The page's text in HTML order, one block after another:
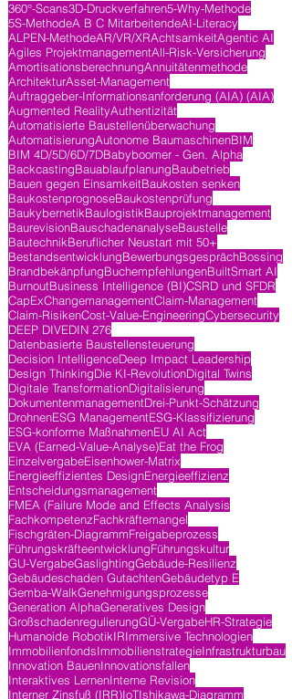
360°-Scans3D-Druckverfahren5-Why-Methode
5S-MethodeA B C MitarbeitendeAI-Literacy
ALPEN-MethodeAR/VR/XRAchtsamkeitAgentic AI
Agiles ProjektmanagementAll-Risk-Versicherung
AmortisationsberechnungAnnuitätenmethode
ArchitekturAsset-Management
Auftraggeber-Informationsanforderung (AIA) (AIA)
Augmented RealityAuthentizität
Automatisierte Baustellenüberwachung
AutomatisierungAutonome BaumaschinenBIM
BIM 4D/5D/6D/7DBabyboomer - Gen. Alpha
BackcastingBauablaufplanungBaubetrieb
Bauen gegen EinsamkeitBaukosten senken
BaukostenprognoseBaukostenprüfung
BaukybernetikBaulogistikBauprojektmanagement
BaurevisionBauschadenanalyseBaustelle
BautechnikBeruflicher Neustart mit 50+
BestandsentwicklungBewerbungsgesprächBossing
BrandbekänpfungBuchempfehlungenBuiltSmart AI
BurnoutBusiness Intelligence (BI)CSRD und SFDR
CapExChangemanagementClaim-Management
Claim-RisikenCost-Value-EngineeringCybersecurity
DEEP DIVEDIN 276
Datenbasierte Baustellensteuerung
Decision IntelligenceDeep Impact Leadership
Design ThinkingDie KI-RevolutionDigital Twins
Digitale TransformationDigitalisierung
DokumentenmanagementDrei-Punkt-Schätzung
DrohnenESG ManagementESG-Klassifizierung
ESG-konforme MaßnahmenEU AI Act
EVA (Earned-Value-Analyse)Eat the Frog
EinzelvergabeEisenhower-Matrix
Energieeffizientes DesignEnergieeffizienz
Entscheidungsmanagement
FMEA (Failure Mode and Effects Analysis
FachkompetenzFachkräftemangel
Fischgräten-DiagrammFreigabeprozess
FührungskräfteentwicklungFührungskultur
GU-VergabeGaslightingGebäude-Resilienz
Gebäudeschaden GutachtenGebäudetyp E
Gemba-WalkGenehmigungsprozesse
Generation AlphaGeneratives Design
GroßschadenregulierungGÜ-VergabeHR-Strategie
Humanoide RobotikIRImmersive Technologien
ImmobilienfondsImmobilienstrategieInfrastrukturbau
Innovation BauenInnovationsfallen
Interaktives LernenInterne Revision
Interner Zinsfuß (IRR)IoTIshikawa-Diagramm